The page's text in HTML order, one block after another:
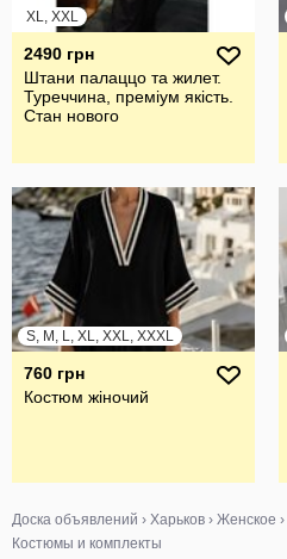
XL, XXL
2490 грн
Штани палаццо та жилет.
Туреччина, преміум якість.
Стан нового
S, M, L, XL, XXL, XXXL
760 грн
Костюм жіночий
Доска объявлений › Харьков › Женское ›
Костюмы и комплекты